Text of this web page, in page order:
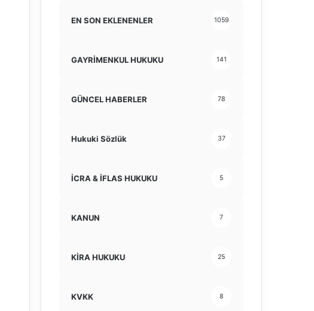
EN SON EKLENENLER 1059
GAYRİMENKUL HUKUKU 141
GÜNCEL HABERLER 78
Hukuki Sözlük 37
İCRA & İFLAS HUKUKU 5
KANUN 7
KİRA HUKUKU 25
KVKK 8